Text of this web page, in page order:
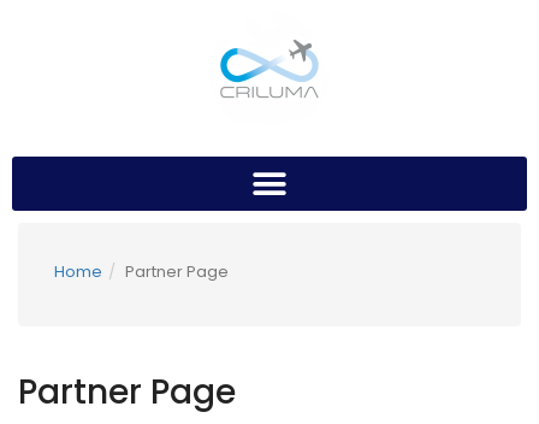
Home Partner Page
Partner Page